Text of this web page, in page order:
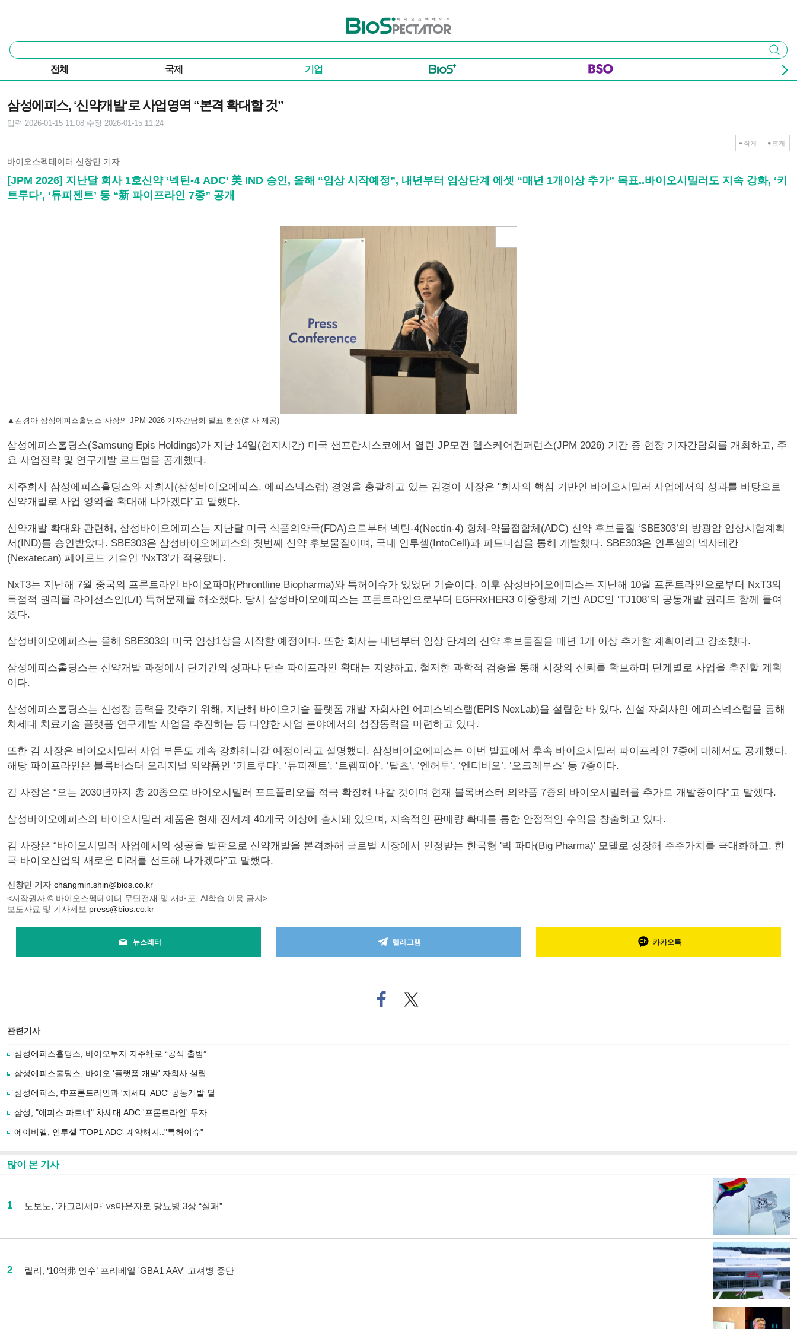
바이오스펙테이터
통
합
색
검색
전체 국제 기업
삼성에피스, ‘신약개발’로 사업영역 “본격 확대할 것”
입력 2026-01-15 11:08 수정 2026-01-15 11:24
작게 크게
바이오스펙테이터 신창민 기자
[JPM 2026] 지난달 회사 1호신약 ‘넥틴-4 ADC’ 美 IND 승인, 올해 “임상 시작예정”, 내년부터 임상단계 에셋 “매년 1개이상 추가” 목표..바이오시밀러도 지속 강화, ‘키
트루다’, ‘듀피젠트’ 등 “新 파이프라인 7종” 공개
▲김경아 삼성에피스홀딩스 사장의 JPM 2026 기자간담회 발표 현장(회사 제공)
삼성에피스홀딩스(Samsung Epis Holdings)가 지난 14일(현지시간) 미국 샌프란시스코에서 열린 JP모건 헬스케어컨퍼런스(JPM 2026) 기간 중 현장 기자간담회를 개최하고, 주
요 사업전략 및 연구개발 로드맵을 공개했다.
지주회사 삼성에피스홀딩스와 자회사(삼성바이오에피스, 에피스넥스랩) 경영을 총괄하고 있는 김경아 사장은 "회사의 핵심 기반인 바이오시밀러 사업에서의 성과를 바탕으로
신약개발로 사업 영역을 확대해 나가겠다”고 말했다.
신약개발 확대와 관련해, 삼성바이오에피스는 지난달 미국 식품의약국(FDA)으로부터 넥틴-4(Nectin-4) 항체-약물접합체(ADC) 신약 후보물질 ‘SBE303’의 방광암 임상시험계획
서(IND)를 승인받았다. SBE303은 삼성바이오에피스의 첫번째 신약 후보물질이며, 국내 인투셀(IntoCell)과 파트너십을 통해 개발했다. SBE303은 인투셀의 넥사테칸
(Nexatecan) 페이로드 기술인 ‘NxT3’가 적용됐다.
NxT3는 지난해 7월 중국의 프론트라인 바이오파마(Phrontline Biopharma)와 특허이슈가 있었던 기술이다. 이후 삼성바이오에피스는 지난해 10월 프론트라인으로부터 NxT3의
독점적 권리를 라이선스인(L/I) 특허문제를 해소했다. 당시 삼성바이오에피스는 프론트라인으로부터 EGFRxHER3 이중항체 기반 ADC인 ‘TJ108’의 공동개발 권리도 함께 들여
왔다.
삼성바이오에피스는 올해 SBE303의 미국 임상1상을 시작할 예정이다. 또한 회사는 내년부터 임상 단계의 신약 후보물질을 매년 1개 이상 추가할 계획이라고 강조했다.
삼성에피스홀딩스는 신약개발 과정에서 단기간의 성과나 단순 파이프라인 확대는 지양하고, 철저한 과학적 검증을 통해 시장의 신뢰를 확보하며 단계별로 사업을 추진할 계획
이다.
삼성에피스홀딩스는 신성장 동력을 갖추기 위해, 지난해 바이오기술 플랫폼 개발 자회사인 에피스넥스랩(EPIS NexLab)을 설립한 바 있다. 신설 자회사인 에피스넥스랩을 통해
차세대 치료기술 플랫폼 연구개발 사업을 추진하는 등 다양한 사업 분야에서의 성장동력을 마련하고 있다.
또한 김 사장은 바이오시밀러 사업 부문도 계속 강화해나갈 예정이라고 설명했다. 삼성바이오에피스는 이번 발표에서 후속 바이오시밀러 파이프라인 7종에 대해서도 공개했다.
해당 파이프라인은 블록버스터 오리지널 의약품인 ‘키트루다’, ‘듀피젠트’, ‘트렘피아’, ‘탈츠’, ‘엔허투’, ‘엔티비오’, ‘오크레부스’ 등 7종이다.
김 사장은 “오는 2030년까지 총 20종으로 바이오시밀러 포트폴리오를 적극 확장해 나갈 것이며 현재 블록버스터 의약품 7종의 바이오시밀러를 추가로 개발중이다”고 말했다.
삼성바이오에피스의 바이오시밀러 제품은 현재 전세계 40개국 이상에 출시돼 있으며, 지속적인 판매량 확대를 통한 안정적인 수익을 창출하고 있다.
김 사장은 “바이오시밀러 사업에서의 성공을 발판으로 신약개발을 본격화해 글로벌 시장에서 인정받는 한국형 '빅 파마(Big Pharma)' 모델로 성장해 주주가치를 극대화하고, 한
국 바이오산업의 새로운 미래를 선도해 나가겠다”고 말했다.
신창민 기자 changmin.shin@bios.co.kr
<저작권자 © 바이오스펙테이터 무단전재 및 재배포, AI학습 이용 금지>
보도자료 및 기사제보 press@bios.co.kr
뉴스레터 텔레그램 카카오톡
페
이
트위
터로
관련기사
삼성에피스홀딩스, 바이오투자 지주社로 “공식 출범”
삼성에피스홀딩스, 바이오 '플랫폼 개발' 자회사 설립
삼성에피스, 中프론트라인과 '차세대 ADC' 공동개발 딜
삼성, "에피스 파트너" 차세대 ADC '프론트라인' 투자
에이비엘, 인투셀 'TOP1 ADC' 계약해지.."특허이슈"
많이 본 기사
1 노보노, '카그리세마' vs마운자로 당뇨병 3상 “실패”
2 릴리, ‘10억弗 인수’ 프리베일 'GBA1 AAV' 고셔병 중단